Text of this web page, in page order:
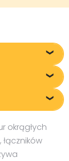
okrągłych